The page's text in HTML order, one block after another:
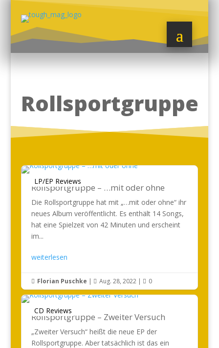
Rollsportgruppe
LP/EP Reviews
Rollsportgruppe – …mit oder ohne
Die Rollsportgruppe hat mit „…mit oder ohne“ ihr
neues Album veröffentlicht. Es enthält 14 Songs,
hat eine Spielzeit von 42 Minuten und erscheint
im...
weiterlesen
 Florian Puschke |  Aug. 28, 2022|  0
CD Reviews
Rollsportgruppe – Zweiter Versuch
„Zweiter Versuch“ heißt die neue EP der
Rollsportgruppe. Aber tatsächlich ist das ein